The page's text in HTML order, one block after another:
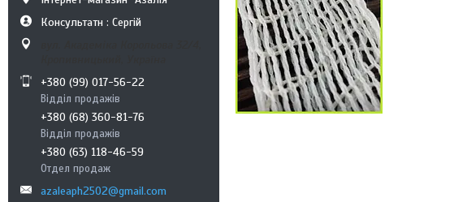
Консультатн : Сергій
+380 (99) 017-56-22
Відділ продажів
+380 (68) 360-81-76
Відділ продажів
+380 (63) 118-46-59
Отдел продаж
azaleaph2502@gmail.com